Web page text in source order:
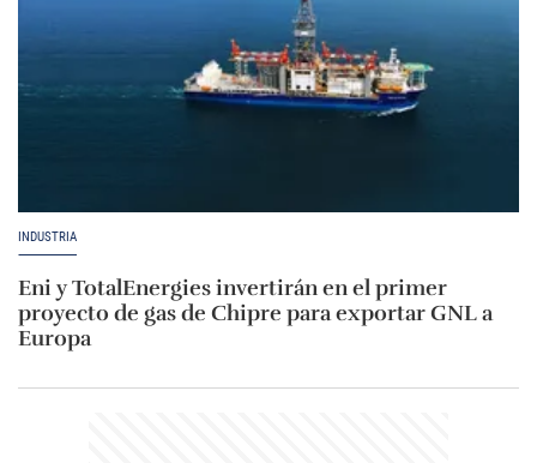
INDUSTRIA
Eni y TotalEnergies invertirán en el primer
proyecto de gas de Chipre para exportar GNL a
Europa